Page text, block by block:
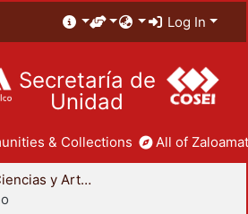
Log In
Secretaría de
Unidad
& Collections All of
División de Ciencias y Artes para el Diseño